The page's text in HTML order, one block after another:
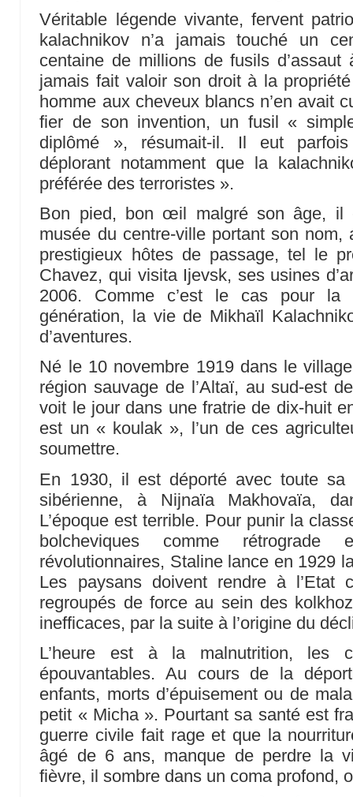
Véritable légende vivante, fervent
kalachnikov n’a jamais touché un
centaine de millions de fusils d’assaut
jamais fait valoir son droit à la
homme aux cheveux blancs n’en avait
fier de son invention, un fusil «
diplômé », résumait-il. Il eut
déplorant notamment que la
préférée des terroristes ».
Bon pied, bon œil malgré son âge, il
musée du centre-ville portant son nom,
prestigieux hôtes de passage, tel le
Chavez, qui visita Ijevsk, ses usines
2006. Comme c’est le cas pour
génération, la vie de Mikhaïl
d’aventures.
Né le 10 novembre 1919 dans le
région sauvage de l’Altaï, au sud-est
voit le jour dans une fratrie de dix-huit
est un « koulak », l’un de ces
soumettre.
En 1930, il est déporté avec toute
sibérienne, à Nijnaïa Makhovaïa,
L’époque est terrible. Pour punir la
bolcheviques comme
révolutionnaires, Staline lance en 1929
Les paysans doivent rendre à l’Etat
regroupés de force au sein des
inefficaces, par la suite à l’origine du
L’heure est à la malnutrition, les
épouvantables. Au cours de la
enfants, morts d’épuisement ou de
petit « Micha ». Pourtant sa santé est
guerre civile fait rage et que la
âgé de 6 ans, manque de perdre la
fièvre, il sombre dans un coma profond,